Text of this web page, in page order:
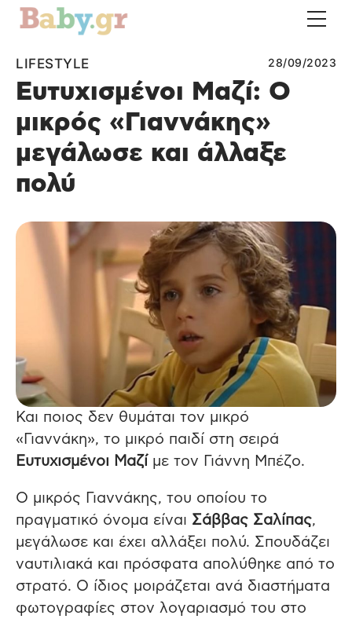
LIFESTYLE 28/09/2023
Ευτυχισμένοι Μαζί: Ο
μικρός «Γιαννάκης»
μεγάλωσε και άλλαξε
πολύ
Και ποιος δεν θυμάται τον μικρό
«Γιαννάκη», το μικρό παιδί στη σειρά
Ευτυχισμένοι Μαζί με τον Γιάννη Μπέζο.
Ο μικρός Γιαννάκης, του οποίου το
πραγματικό όνομα είναι Σάββας Σαλίπας,
μεγάλωσε και έχει αλλάξει πολύ. Σπουδάζει
ναυτιλιακά και πρόσφατα απολύθηκε από το
στρατό. Ο ίδιος μοιράζεται ανά διαστήματα
φωτογραφίες στον λογαριασμό του στο